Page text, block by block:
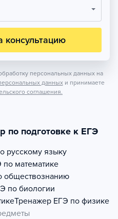
консультацию
персональных данных на
данных и принимаете
соглашения.
по подготовке к ЕГЭ
русскому языку
по математике
обществознанию
по биологии
Тренажер ЕГЭ по физике